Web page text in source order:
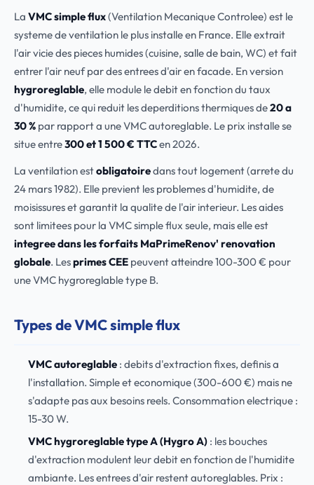
La VMC simple flux(Ventilation Mecanique Controlee) est le
systeme de ventilation le plus installe en France. Elle extrait
l'air vicie des pieces humides (cuisine, salle de bain, WC) et fait
entrer l'air neuf par des entrees d'air en facade. En version
hygroreglable, elle module le debit en fonction du taux
d'humidite, ce qui reduit les deperditions thermiques de20 a
30 % par rapport a une VMC autoreglable. Le prix installe se
situe entre300 et 1 500 € TTCen 2026.
La ventilation estobligatoiredans tout logement (arrete du
24 mars 1982). Elle previent les problemes d'humidite, de
moisissures et garantit la qualite de l'air interieur. Les aides
sont limitees pour la VMC simple flux seule, mais elle est
integree dans les forfaits MaPrimeRenov' renovation
globale. Lesprimes CEE peuvent atteindre 100-300 € pour
une VMC hygroreglable type B.
Types de VMC simple flux
VMC autoreglable: debits d'extraction fixes, definis a
l'installation. Simple et economique (300-600 €) mais ne
s'adapte pas aux besoins reels. Consommation electrique :
15-30 W.
VMC hygroreglable type A (Hygro A): les bouches
d'extraction modulent leur debit en fonction de l'humidite
ambiante. Les entrees d'air restent autoreglables. Prix :